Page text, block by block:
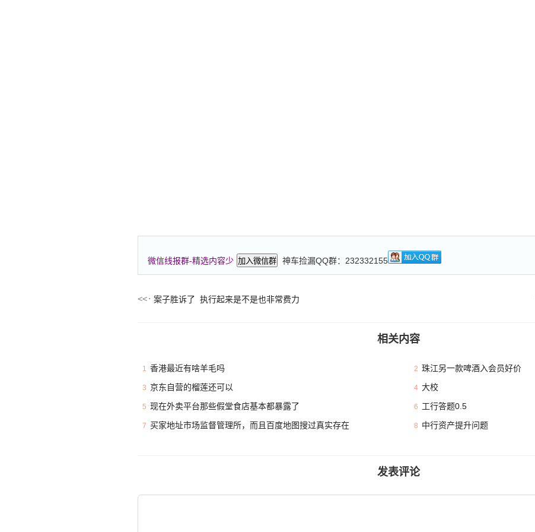
微信线报群-精选内容少 加入微信群 神车捡漏QQ群：232332155
案子胜诉了 执行起来是不是也非常费力
相关内容
1 香港最近有啥羊毛吗 2 珠江另一款啤酒入会员好价
3 京东自营的榴莲还可以 4 大校
5 现在外卖平台那些假堂食店基本都暴露了 6 工行答题0.5
7 买家地址市场监督管理所，而且百度地图搜过真实存在 8 中行资产提升问题
发表评论